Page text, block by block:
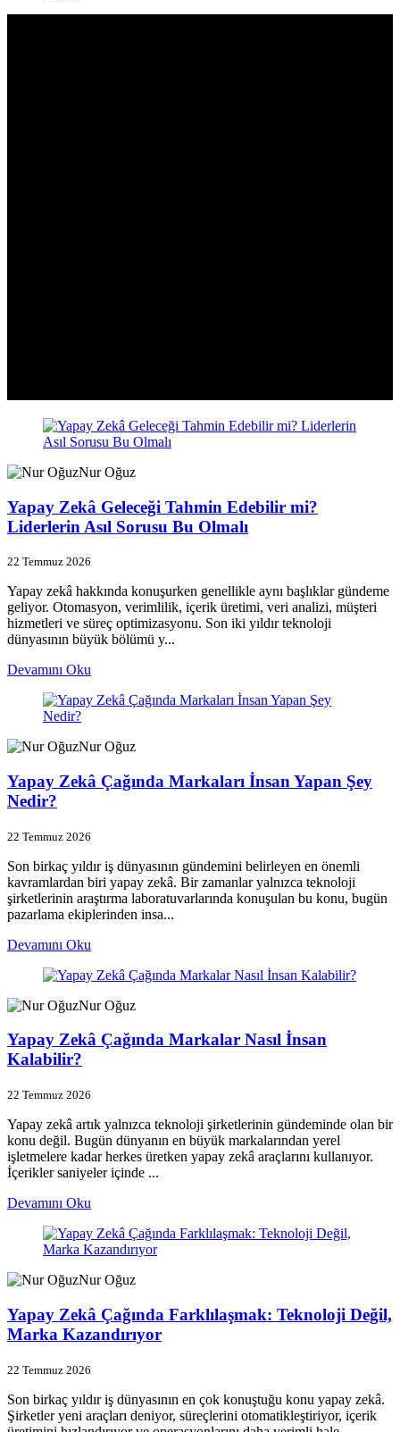
Nur Oğuz
Yapay Zekâ Geleceği Tahmin Edebilir mi?
Liderlerin Asıl Sorusu Bu Olmalı
22 Temmuz 2026
Yapay zekâ hakkında konuşurken genellikle aynı başlıklar gündeme
geliyor. Otomasyon, verimlilik, içerik üretimi, veri analizi, müşteri
hizmetleri ve süreç optimizasyonu. Son iki yıldır teknoloji
dünyasının büyük bölümü y...
Devamını Oku
Nur Oğuz
Yapay Zekâ Çağında Markaları İnsan Yapan Şey
Nedir?
22 Temmuz 2026
Son birkaç yıldır iş dünyasının gündemini belirleyen en önemli
kavramlardan biri yapay zekâ. Bir zamanlar yalnızca teknoloji
şirketlerinin araştırma laboratuvarlarında konuşulan bu konu, bugün
pazarlama ekiplerinden insa...
Devamını Oku
Nur Oğuz
Yapay Zekâ Çağında Markalar Nasıl İnsan
Kalabilir?
22 Temmuz 2026
Yapay zekâ artık yalnızca teknoloji şirketlerinin gündeminde olan bir
konu değil. Bugün dünyanın en büyük markalarından yerel
işletmelere kadar herkes üretken yapay zekâ araçlarını kullanıyor.
İçerikler saniyeler içinde ...
Devamını Oku
Nur Oğuz
Yapay Zekâ Çağında Farklılaşmak: Teknoloji Değil,
Marka Kazandırıyor
22 Temmuz 2026
Son birkaç yıldır iş dünyasının en çok konuştuğu konu yapay zekâ.
Şirketler yeni araçları deniyor, süreçlerini otomatikleştiriyor, içerik